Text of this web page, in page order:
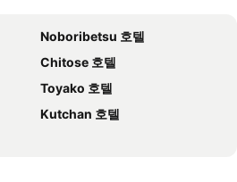
Noboribetsu 호텔
Chitose 호텔
Toyako 호텔
Kutchan 호텔